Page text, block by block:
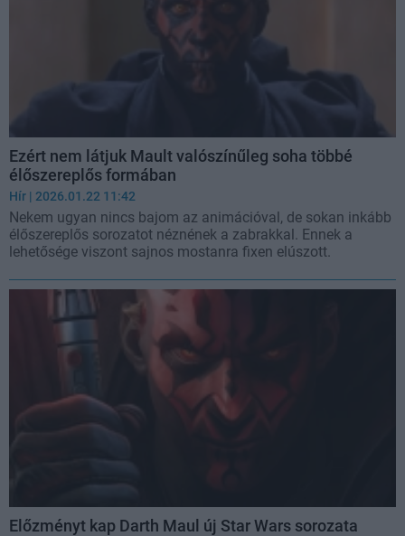
Ezért nem látjuk Mault valószínűleg soha többé
élőszereplős formában
Hír | 2026.01.22 11:42
Nekem ugyan nincs bajom az animációval, de sokan inkább
élőszereplős sorozatot néznének a zabrakkal. Ennek a
lehetősége viszont sajnos mostanra fixen elúszott.
Előzményt kap Darth Maul új Star Wars sorozata